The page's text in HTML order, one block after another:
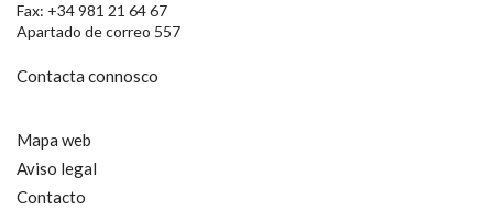
Fax: +34 981 21 64 67
Apartado de correo 557
Contacta connosco
Mapa web
Aviso legal
Contacto